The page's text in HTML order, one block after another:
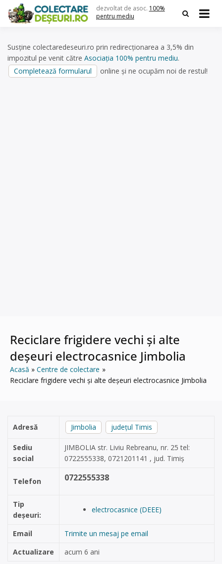
content
dezvoltat de asoc. 100%
pentru mediu
Susține colectaredeseuri.ro prin redirecționarea a 3,5% din
impozitul pe venit către Asociația 100% pentru mediu.
Completează formularul
online și ne ocupăm noi de restul!
Reciclare frigidere vechi și alte
deșeuri electrocasnice Jimbolia
Acasă
Centre de colectare
Reciclare frigidere vechi și alte deșeuri electrocasnice Jimbolia
Adresă Jimbolia județul Timis
Sediu
social
JIMBOLIA str. Liviu Rebreanu, nr. 25 tel:
0722555338, 0721201141 , jud. Timiș
Telefon 0722555338
Tip
deșeuri:
electrocasnice (DEEE)
Email
Trimite un mesaj pe email
Actualizare
acum 6 ani